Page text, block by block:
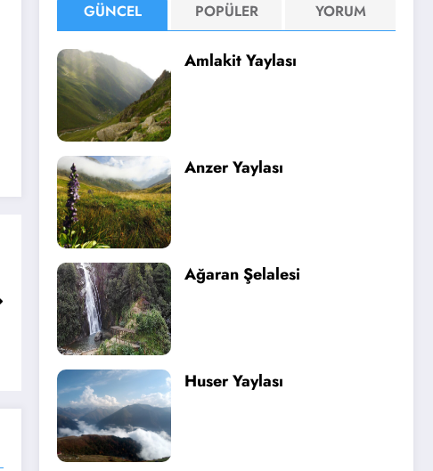
GÜNCEL POPÜLER YORUM
Amlakit Yaylası
Anzer Yaylası
Ağaran Şelalesi
Huser Yaylası